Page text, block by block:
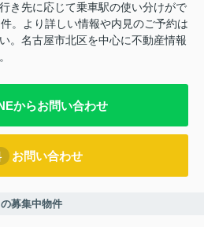
き先に応じて乗車駅の使い分けがで
。より詳しい情報や内見のご予約は
。名古屋市北区を中心に不動産情報
からお問い合わせ
お問い合わせ
募集中物件